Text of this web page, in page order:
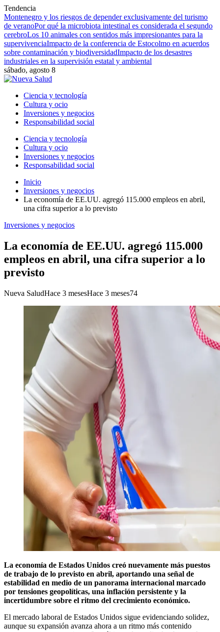
Tendencia
Montenegro y los riesgos de depender exclusivamente del turismo
de veranoPor qué la microbiota intestinal es considerada el segundo
cerebroLos 10 animales con sentidos más impresionantes para la
supervivenciaImpacto de la conferencia de Estocolmo en acuerdos
sobre contaminación y biodiversidadImpacto de los desastres
industriales en la supervisión estatal y ambiental
sábado, agosto 8
Ciencia y tecnología
Cultura y ocio
Inversiones y negocios
Responsabilidad social
Ciencia y tecnología
Cultura y ocio
Inversiones y negocios
Responsabilidad social
Inicio
Inversiones y negocios
La economía de EE.UU. agregó 115.000 empleos en abril,
una cifra superior a lo previsto
Inversiones y negocios
La economía de EE.UU. agregó 115.000
empleos en abril, una cifra superior a lo
previsto
Nueva SaludHace 3 mesesHace 3 meses74
La economía de Estados Unidos creó nuevamente más puestos
de trabajo de lo previsto en abril, aportando una señal de
estabilidad en medio de un panorama internacional marcado
por tensiones geopolíticas, una inflación persistente y la
incertidumbre sobre el ritmo del crecimiento económico.
El mercado laboral de Estados Unidos sigue evidenciando solidez,
aunque su expansión avanza ahora a un ritmo más contenido